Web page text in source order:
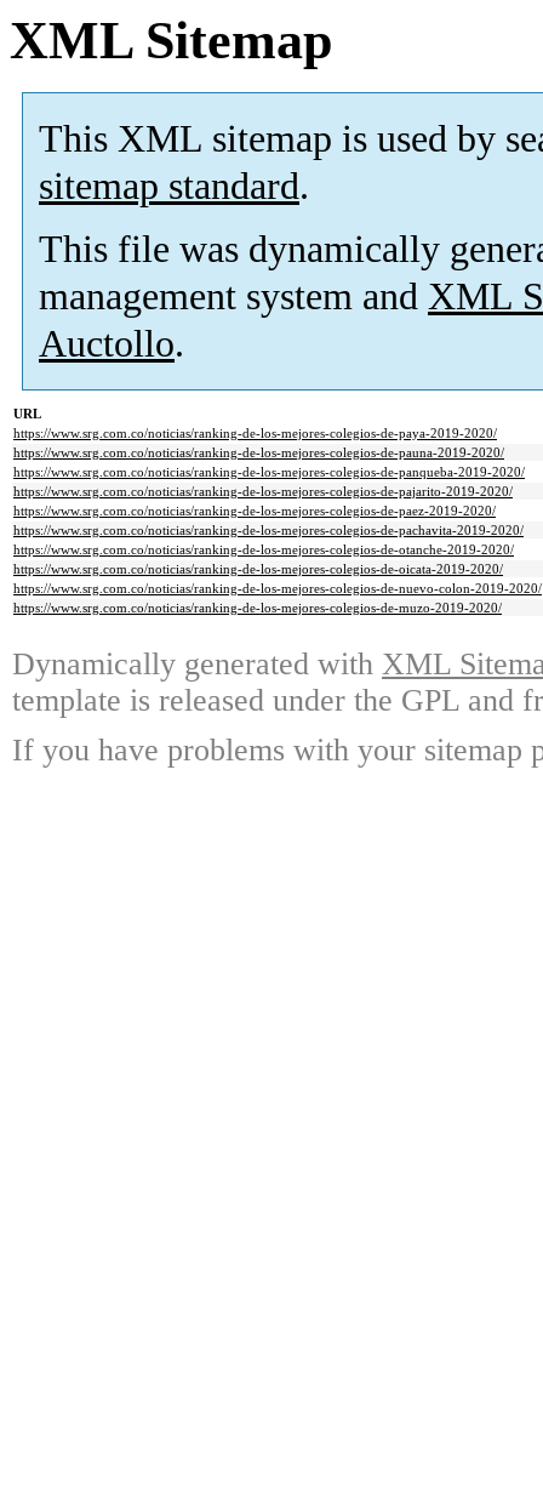
XML Sitemap
This XML sitemap is used by
sitemap standard.
This file was dynamically
management system and XML
Auctollo.
URL
https://www.srg.com.co/noticias/ranking-de-los-mejores-colegios-de-paya-2019-2020/
https://www.srg.com.co/noticias/ranking-de-los-mejores-colegios-de-pauna-2019-2020/
https://www.srg.com.co/noticias/ranking-de-los-mejores-colegios-de-panqueba-2019-2020/
https://www.srg.com.co/noticias/ranking-de-los-mejores-colegios-de-pajarito-2019-2020/
https://www.srg.com.co/noticias/ranking-de-los-mejores-colegios-de-paez-2019-2020/
https://www.srg.com.co/noticias/ranking-de-los-mejores-colegios-de-pachavita-2019-2020/
https://www.srg.com.co/noticias/ranking-de-los-mejores-colegios-de-otanche-2019-2020/
https://www.srg.com.co/noticias/ranking-de-los-mejores-colegios-de-oicata-2019-2020/
https://www.srg.com.co/noticias/ranking-de-los-mejores-colegios-de-nuevo-colon-2019-2020/
https://www.srg.com.co/noticias/ranking-de-los-mejores-colegios-de-muzo-2019-2020/
Dynamically generated with XML
template is released under the GPL and
If you have problems with your sitemap